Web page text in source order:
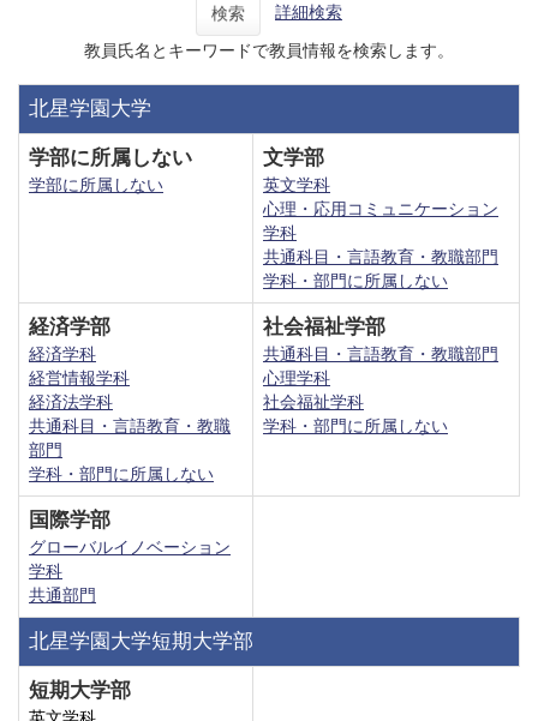
検索 詳細検索
教員氏名とキーワードで教員情報を検索します。
北星学園大学
学部に所属しない
学部に所属しない
文学部
英文学科
心理・応用コミュニケーション
学科
共通科目・言語教育・教職部門
学科・部門に所属しない
経済学部
経済学科
経営情報学科
経済法学科
共通科目・言語教育・教職
部門
学科・部門に所属しない
社会福祉学部
共通科目・言語教育・教職部門
心理学科
社会福祉学科
学科・部門に所属しない
国際学部
グローバルイノベーション
学科
共通部門
北星学園大学短期大学部
短期大学部